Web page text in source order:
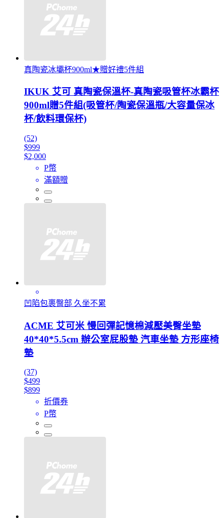
真陶瓷冰壩杯900ml★贈好禮5件組
IKUK 艾可 真陶瓷保溫杯-真陶瓷吸管杯冰霸杯
900ml贈5件組(吸管杯/陶瓷保溫瓶/大容量保冰
杯/飲料環保杯)
(52)
$999
$2,000
P幣
滿額贈
凹陷包裹臀部 久坐不累
ACME 艾可米 慢回彈記憶棉減壓美臀坐墊
40*40*5.5cm 辦公室屁股墊 汽車坐墊 方形座椅
墊
(37)
$499
$899
折價券
P幣